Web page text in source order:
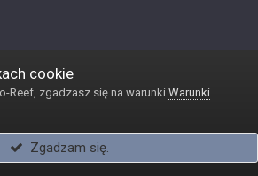
cookie
Reef, zgadzasz się na warunki Warunki
Zgadzam się.